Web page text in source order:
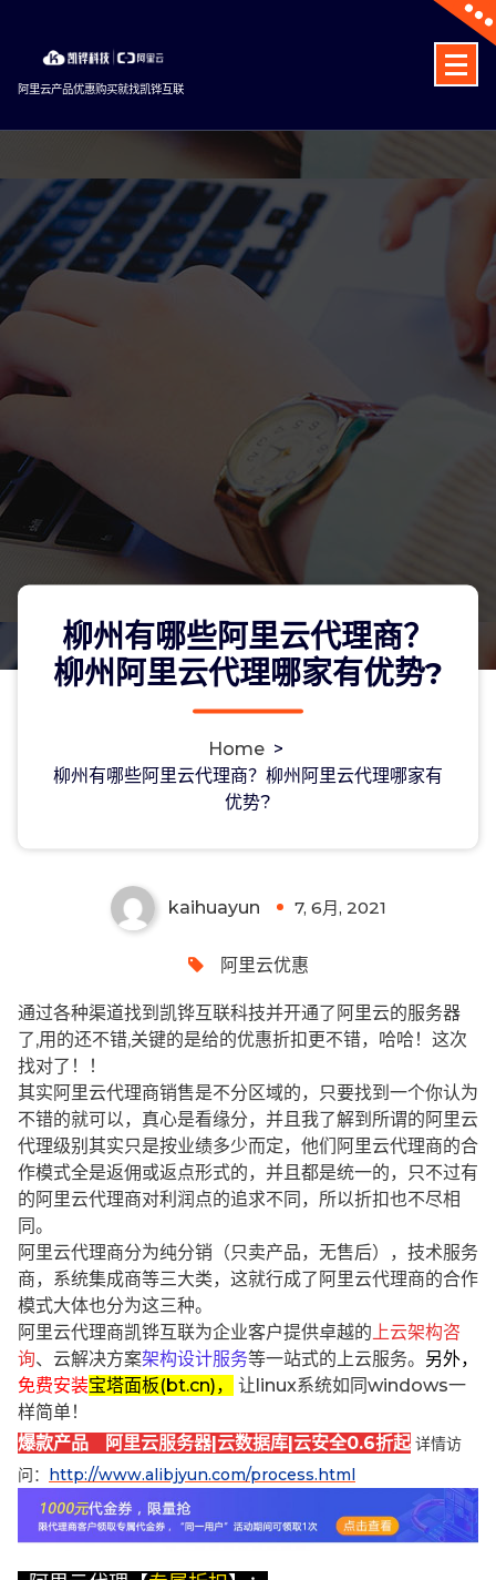
content
阿里云产品优惠购买就找凯铧互联
柳州有哪些阿里云代理商？
柳州阿里云代理哪家有优势?
Home >
柳州有哪些阿里云代理商？柳州阿里云代理哪家有
优势?
柳州有哪些阿里云代理商？柳州阿里云
代理哪家有优势?
kaihuayun 7, 6月, 2021
阿里云优惠
通过各种渠道找到凯铧互联科技并开通了阿里云的服务器
了,用的还不错,关键的是给的优惠折扣更不错，哈哈！这次
找对了！！
其实阿里云代理商销售是不分区域的，只要找到一个你认为
不错的就可以，真心是看缘分，并且我了解到所谓的阿里云
代理级别其实只是按业绩多少而定，他们阿里云代理商的合
作模式全是返佣或返点形式的，并且都是统一的，只不过有
的阿里云代理商对利润点的追求不同，所以折扣也不尽相
同。
阿里云代理商分为纯分销（只卖产品，无售后），技术服务
商，系统集成商等三大类，这就行成了阿里云代理商的合作
模式大体也分为这三种。
阿里云代理商凯铧互联为企业客户提供卓越的 上云架构咨
询、云解决方案架构设计服务等一站式的上云服务。 另外，
免费安装宝塔面板(bt.cn)，
让linux系统如同windows一
样简单！
爆款产品 阿里云服务器|云数据库|云安全0.6折起 详情访
问： http://www.alibjyun.com/process.html